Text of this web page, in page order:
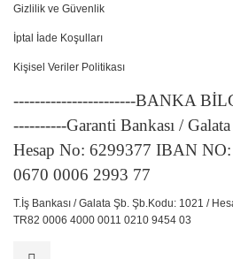
Gizlilik ve Güvenlik
İptal İade Koşulları
Kişisel Veriler Politikası
-----------------------BANKA
----------Garanti Bankası /
Hesap No: 6299377 IBAN
0670 0006 2993 77
T.İş Bankası / Galata Şb. Şb.Kodu: 1021 /
TR82 0006 4000 0011 0210 9454 03